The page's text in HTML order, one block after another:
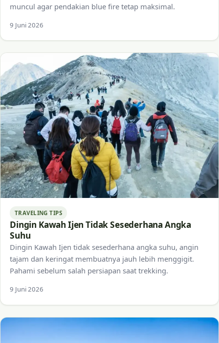
muncul agar pendakian blue fire tetap maksimal.
9 Juni 2026
TRAVELING TIPS
Dingin Kawah Ijen Tidak Sesederhana Angka
Suhu
Dingin Kawah Ijen tidak sesederhana angka suhu, angin
tajam dan keringat membuatnya jauh lebih menggigit.
Pahami sebelum salah persiapan saat trekking.
9 Juni 2026